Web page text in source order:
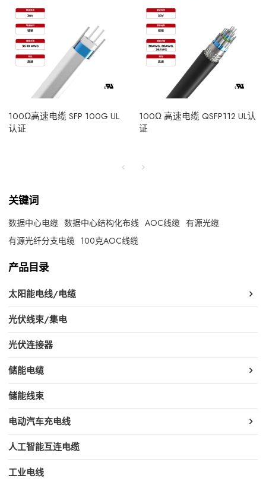
100Ω高速电缆 SFP 100G UL
认证
100Ω 高速电缆 QSFP112 UL认
证
关键词
数据中心电缆 数据中心结构化布线 AOC线缆 有源光缆
有源光纤分支电缆 100克AOC线缆
产品目录
太阳能电线/电缆
光伏线束/集电
光伏连接器
储能电缆
储能线束
电动汽车充电线
人工智能互连电缆
工业电线